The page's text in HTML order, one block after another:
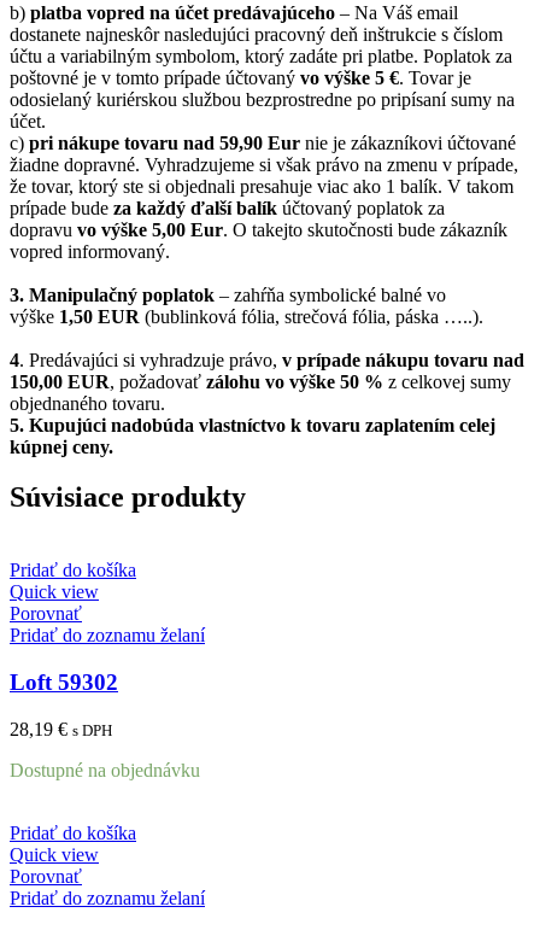
b) platba vopred na účet predávajúceho – Na Váš email
dostanete najneskôr nasledujúci pracovný deň inštrukcie s číslom
účtu a variabilným symbolom, ktorý zadáte pri platbe. Poplatok za
poštovné je v tomto prípade účtovaný vo výške 5 €. Tovar je
odosielaný kuriérskou službou bezprostredne po pripísaní sumy na
účet.
c) pri nákupe tovaru nad 59,90 Eur nie je zákazníkovi účtované
žiadne dopravné. Vyhradzujeme si však právo na zmenu v prípade,
že tovar, ktorý ste si objednali presahuje viac ako 1 balík. V takom
prípade bude za každý ďalší balík účtovaný poplatok za
dopravu vo výške 5,00 Eur. O takejto skutočnosti bude zákazník
vopred informovaný.
3. Manipulačný poplatok – zahŕňa symbolické balné vo
výške 1,50 EUR (bublinková fólia, strečová fólia, páska …..).
4. Predávajúci si vyhradzuje právo, v prípade nákupu tovaru nad
150,00 EUR, požadovať zálohu vo výške 50 % z celkovej sumy
objednaného tovaru.
5. Kupujúci nadobúda vlastníctvo k tovaru zaplatením celej
kúpnej ceny.
Súvisiace produkty
Pridať do košíka
Quick view
Porovnať
Pridať do zoznamu želaní
Loft 59302
28,19 € s DPH
Dostupné na objednávku
Pridať do košíka
Quick view
Porovnať
Pridať do zoznamu želaní